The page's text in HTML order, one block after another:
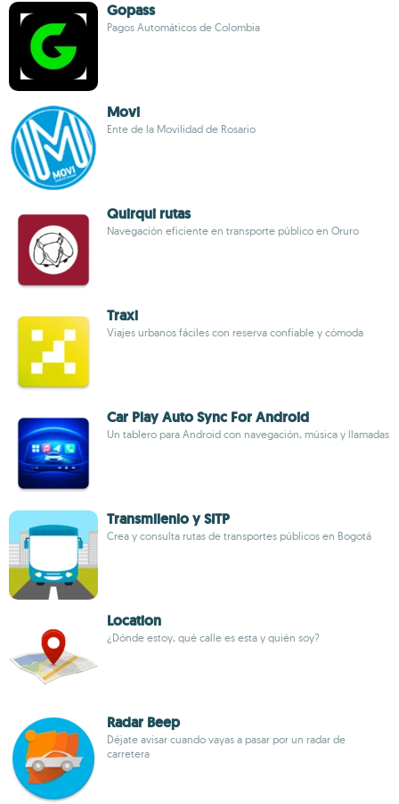
Gopass
Pagos Automáticos de Colombia
Movi
Ente de la Movilidad de Rosario
Quirqui rutas
Navegación eficiente en transporte público en Oruro
Traxi
Viajes urbanos fáciles con reserva confiable y cómoda
Car Play Auto Sync For Android
Un tablero para Android con navegación, música y llamadas
Transmilenio y SITP
Crea y consulta rutas de transportes públicos en Bogotá
Location
¿Dónde estoy, qué calle es esta y quién soy?
Radar Beep
Déjate avisar cuando vayas a pasar por un radar de
carretera